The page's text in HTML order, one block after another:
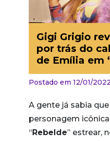
Gigi Grigio
por trás do
de Emília em
Postado em 12/01/
A gente já sabia que
personagem
“Rebelde” estrear,